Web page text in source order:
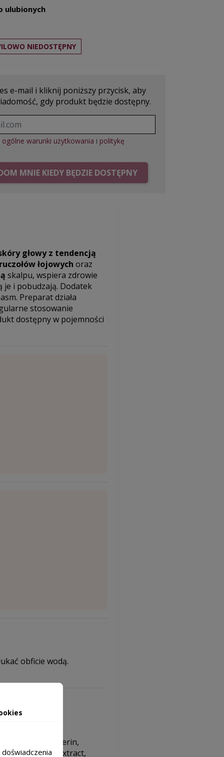
ulubionych
NIEDOSTĘPNY
e-mail i kliknij poniższy przycisk, aby
gdy produkt będzie dostępny.
ogólne warunki użytkowania i politykę
MNIE KIEDY BĘDZIE DOSTĘPNY
głowy z tendencją
łojowych oraz
skalpu, wspiera zdrowie
je i pobudzają. Dodatek
Preparat działa
stosowanie
dostępny w pojemności
obficie wodą.
Taurate,
Ethylhexylglycerin,
officinale Extract,